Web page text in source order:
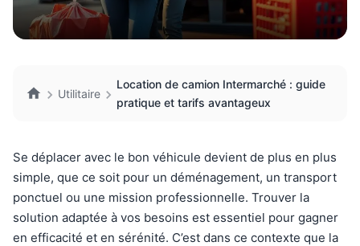
Utilitaire
Location de camion Intermarché : guide
pratique et tarifs avantageux
Se déplacer avec le bon véhicule devient de plus en plus
simple, que ce soit pour un déménagement, un transport
ponctuel ou une mission professionnelle. Trouver la
solution adaptée à vos besoins est essentiel pour gagner
en efficacité et en sérénité. C’est dans ce contexte que la